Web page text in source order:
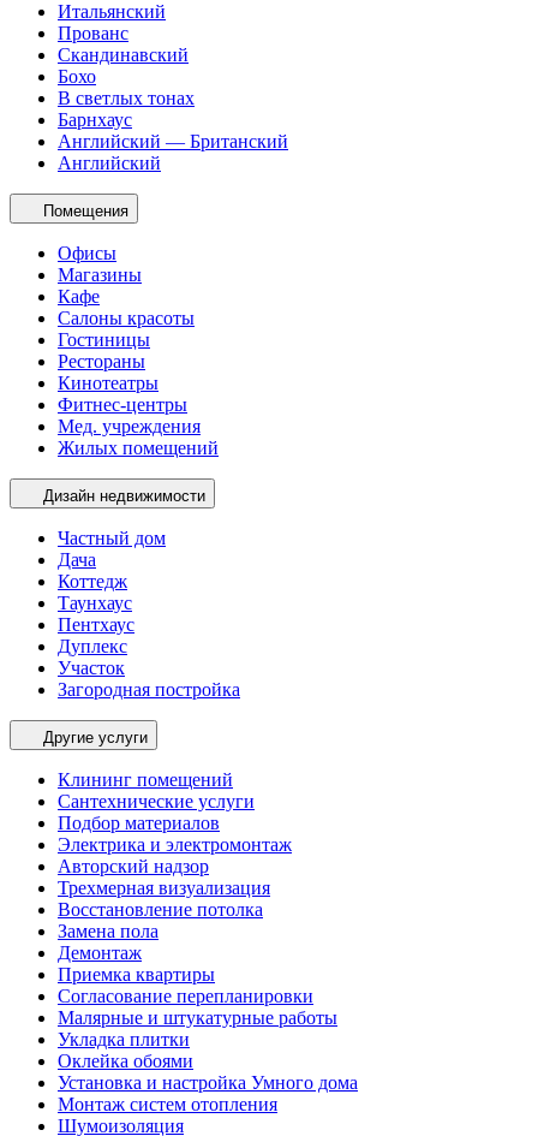
Итальянский
Прованс
Скандинавский
Бохо
В светлых тонах
Барнхаус
Английский — Британский
Английский
Помещения
Офисы
Магазины
Кафе
Салоны красоты
Гостиницы
Рестораны
Кинотеатры
Фитнес-центры
Мед. учреждения
Жилых помещений
Дизайн недвижимости
Частный дом
Дача
Коттедж
Таунхаус
Пентхаус
Дуплекс
Участок
Загородная постройка
Другие услуги
Клининг помещений
Сантехнические услуги
Подбор материалов
Электрика и электромонтаж
Авторский надзор
Трехмерная визуализация
Восстановление потолка
Замена пола
Демонтаж
Приемка квартиры
Согласование перепланировки
Малярные и штукатурные работы
Укладка плитки
Оклейка обоями
Установка и настройка Умного дома
Монтаж систем отопления
Шумоизоляция